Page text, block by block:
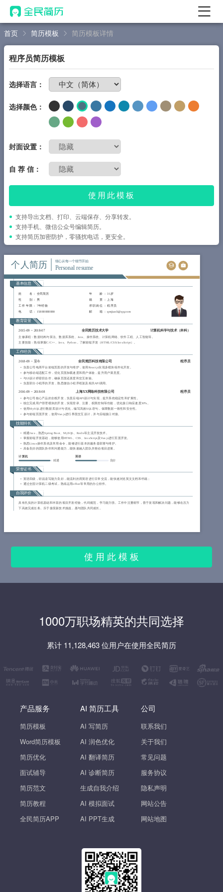
首页
AI 简历工具
AI 优化简历
AI 翻译简历
AI 诊断简历
AI 模拟面试
面试自我介绍
简历教程
登录 / 注册
首页 简历模板 简历模板详情
程序员简历模板
选择语言：
选择颜色：
封面设置：
自 荐 信：
使用此模板
支持导出文档、打印、云端保存、分享转发。
支持手机、微信公众号编辑简历。
支持简历加密防护，零骚扰电话，更安全。
个人简历 细心从每一个细节开始
Personal resume
基本信息
姓 名 ： 全民简历 年 龄 ： 31岁
性 别 ： 男 籍 贯 ： 上海
工作年限 ： 7年经验 求职岗位 ： 程序员
电 话 ： 15888888880 邮 箱 ： qmjianli@qq.com
教育背景
2015-09 ~2018-07 全民简历技术大学 计算机科学与技术（本科）
主修课程：数据结构与算法、数据库系统、Java、操作系统、计算机网络、软件工程、人工智能等。
主要技能：熟练掌握C/C++、Java、Python，了解前端开发（HTML/CSS/JavaScript）。
工作经历
2018-09 ~至今 全民简历科技有限公司
程序员
负责公司电商平台前端页面的开发与维护，使用React.js实现多模块组件化开发。
参与移动端适配工作，优化页面加载速度和用户体验，提升用户满意度。
与UI设计师密切合作，确保页面还原度和交互体验。
负责部分小程序的开发，熟悉微信小程序框架及相关API调用。
2016-09 ~2018-08 上海XX网络科技有限公司
程序员
参与公司核心产品的全栈开发，负责后端API设计与实现，提升系统稳定性和扩展性。
独立完成用户管理模块的开发，实现登录、注册、权限控制等功能，优化接口响应速度30%。
使用MySQL进行数据库设计与优化，编写高效SQL语句，保障数据一致性和安全性。
参与前端页面开发，使用Vue.js进行界面交互设计，并与后端接口对接。
技能特长
精通Java，熟悉Spring Boot、MySQL、Redis等主流开发技术。
掌握前端开发基础，能够使用HTML、CSS、JavaScript及Vue.js进行页面开发。
熟悉Linux操作系统及常用命令，能够进行基本的服务器部署与维护。
具备良好的团队协作和沟通能力，能快速融入团队并推动项目进展。
计算机
精通
英语
良好
荣誉证书
英语四级，听说读写能力良好，能流利的用英语进行日常交流，能快速浏览英文文档和书籍；
通过全国计算机二级考试，熟练运用office等常用的办公软件。
自我评价
具有扎实的计算机基础和丰富的项目开发经验，代码规范，学习能力强。工作中注重细节，善于发现和解决问题，能够在压力
下高效完成任务。乐于接受新技术挑战，愿与团队共同成长。
使 用 此 模 板
1000万职场精英的共同选择
累计 11,128,463 位用户在使用全民简历
产品服务
简历模板
Word简历模板
简历优化
面试辅导
简历范文
简历教程
全民简历APP
AI 简历工具
AI 写简历
AI 润色优化
AI 翻译简历
AI 诊断简历
生成自我介绍
AI 模拟面试
AI PPT生成
公司
联系我们
关于我们
常见问题
服务协议
隐私声明
网站公告
网站地图